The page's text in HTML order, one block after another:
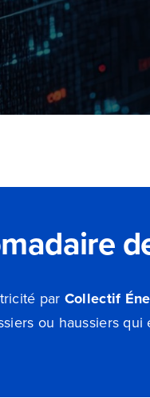
par Collectif
ou haussiers